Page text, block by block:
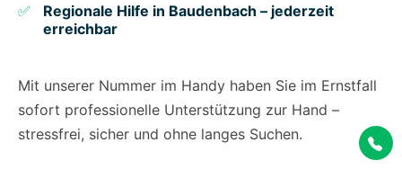
Regionale Hilfe in Baudenbach – jederzeit
erreichbar
Mit unserer Nummer im Handy haben Sie im Ernstfall
sofort professionelle Unterstützung zur Hand –
stressfrei, sicher und ohne langes Suchen.